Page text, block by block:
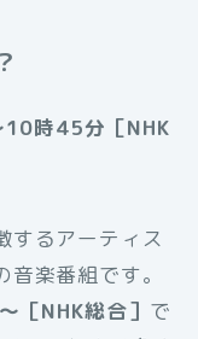
時45分［NHK
するアーティス
楽番組です。
［NHK総合］ で